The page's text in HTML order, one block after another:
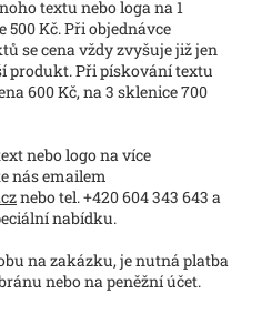
textu nebo loga na 1
Kč. Při objednávce
se cena vždy zvyšuje již jen
produkt. Při pískování textu
600 Kč, na 3 sklenice 700
nebo logo na více
nás emailem
nebo tel. +420 604 343 643 a
nabídku.
na zakázku, je nutná platba
nebo na peněžní účet.